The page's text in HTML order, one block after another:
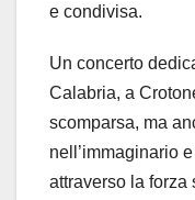
e condivisa.
Un concerto
Calabria, a
scomparsa, ma
nell’immaginario
attraverso la forza